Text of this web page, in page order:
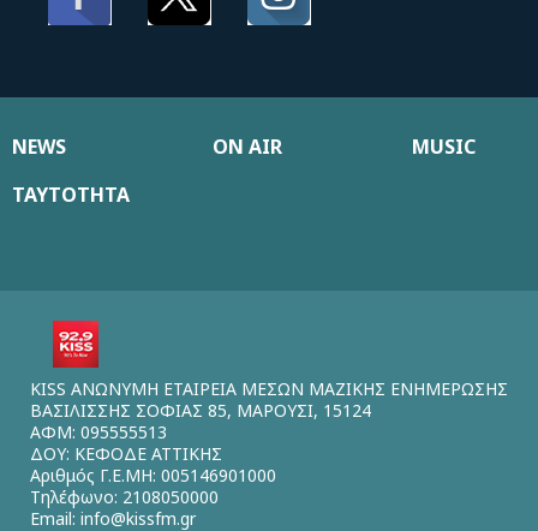
NEWS ON AIR
MUSIC
ΤΑΥΤΟΤΗΤΑ
KISS ΑΝΩΝΥΜΗ ΕΤΑΙΡΕΙΑ ΜΕΣΩΝ ΜΑΖΙΚΗΣ ΕΝΗΜΕΡΩΣΗΣ
ΒΑΣΙΛΙΣΣΗΣ ΣΟΦΙΑΣ 85, ΜΑΡΟΥΣΙ, 15124
ΑΦΜ: 095555513
ΔΟΥ: ΚΕΦΟΔΕ ΑΤΤΙΚΗΣ
Αριθμός Γ.Ε.ΜΗ: 005146901000
Τηλέφωνο: 2108050000
Email: info@kissfm.gr